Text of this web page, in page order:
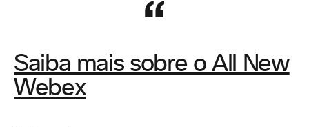
Saiba mais sobre o All New
Webex